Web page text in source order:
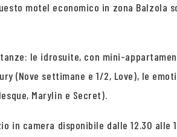
motel economico in zona Balzola
le idrosuite, con mini-
(Nove settimane e 1/2, Love), le
Marylin e Secret).
in camera disponibile dalle 12.30 alle